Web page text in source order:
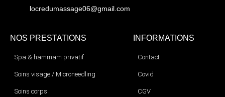
locredumassage06@gmail.com
NOS PRESTATIONS
Spa & hammam privatif
Soins visage / Microneedling
Soins corps
INFORMATIONS
Contact
Covid
CGV